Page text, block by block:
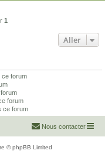
1
Aller
ce forum
forum
ce forum
Nous contacter
© phpBB Limited